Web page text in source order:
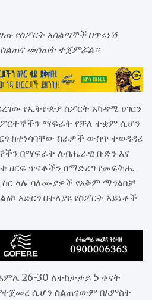
የስፖርት አሰልጣኞች በጥሩነሽ
መስጠት ተጀምሯል።
የኢትዮጵያ ስፖርት አካዳሚ ሀገርን
ማፍራት የቻለ ተቋም ሲሆን
ከተነሳባቸው ስራዎች ውስጥ ተወዳዳሪ
በማፍራት ለብሔራዊ ቡድን እና
ዘርፍ ጥናቶችን በማድረግ የመፍትሔ
ስር ላሉ ባለሙያዎች የአቅም ማጎልበቻ
አድርጎ በተለያዩ የስፖርት አይነቶች
26-30 ለተከታታይ 5 ቀናት
ሲሆን ስልጠናውም በአምስት